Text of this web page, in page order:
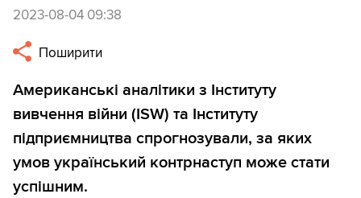
2023-08-04 09:38
Поширити
Американські аналітики з Інституту
вивчення війни (ISW) та Інституту
підприємництва спрогнозували, за яких
умов український контрнаступ може стати
успішним.